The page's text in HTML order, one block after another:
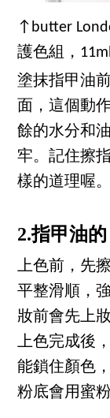
↑butter
護色組，
塗抹指甲油
面，這個動
餘的水分和
牢。記住擦
樣的道理喔。
2.指甲油
上色前，先
平整滑順，
妝前會先上
上色完成後
能鎖住顏色
粉底會用蜜